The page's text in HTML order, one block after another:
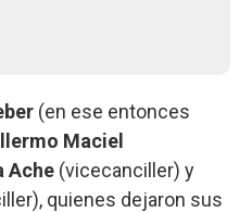
(en ese entonces
Maciel
Ache (vicecanciller) y
quienes dejaron sus